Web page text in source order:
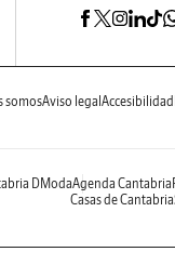
somosAviso legal Accesibilidad
DModaAgenda Cantabria
Casas de Cantabria